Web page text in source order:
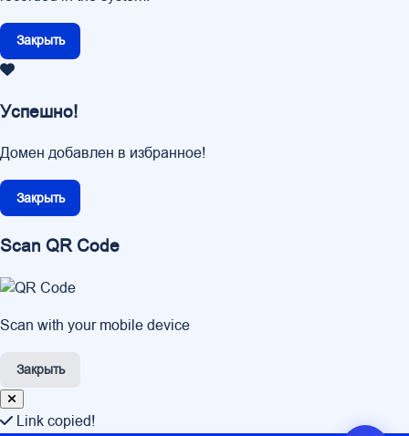
Закрыть
Успешно!
Домен добавлен в избранное!
Закрыть
Scan QR Code
Scan with your mobile device
Закрыть
Link copied!